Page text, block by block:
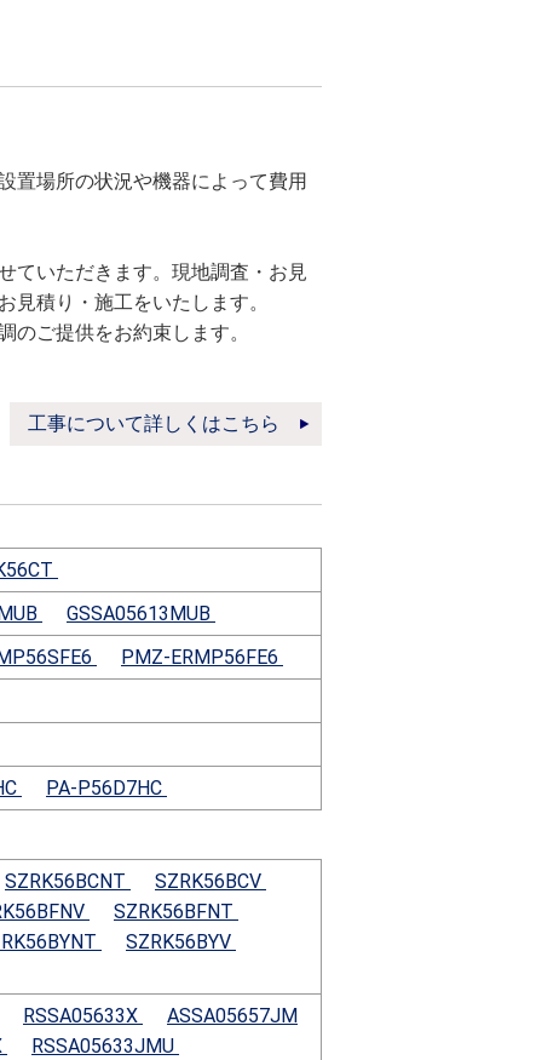
置場所の状況や機器によって費用
ていただきます。現地調査・お見
積り・施工をいたします。
ご提供をお約束します。
工事について詳しくはこちら
GSSA05613MUB
PMZ-ERMP56FE6
PA-P56D7HC
SZRK56BCNT
SZRK56BCV
SZRK56BFNT
SZRK56BYV
RSSA05633X
ASSA05657JM
RSSA05633JMU